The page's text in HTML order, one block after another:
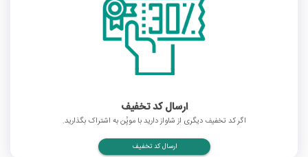
ارسال کد تخفیف
اگر کد تخفیف دیگری از شاواز دارید با موپُن به اشتراک بگذارید.
ارسال کد تخفیف